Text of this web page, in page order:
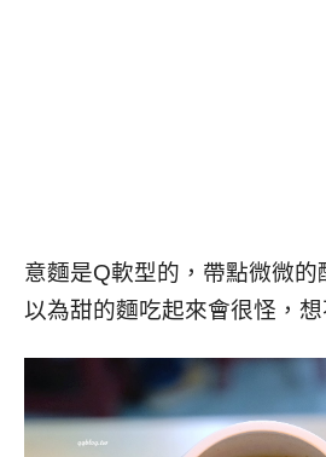
意麵是Q軟型的，帶點微微的
以為甜的麵吃起來會很怪，